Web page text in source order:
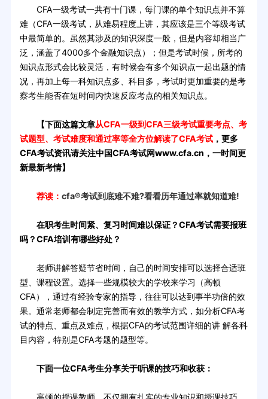
CFA一级考试一共有十门课，每门课的单个知识点并不算
难（CFA一级考试，从难易程度上讲，其应该是三个等级考试
中最简单的。虽然其涉及的知识深度一般，但是内容却相当广
泛，涵盖了4000多个金融知识点）；但是考试时候，所考的
知识点形式会比较灵活，有时候会有多个知识点一起出题的情
况，再加上每一科知识点多、科目多，考试时更加重要的是考
察考生能否在短时间内快速反应考点的相关知识点。
【下面这篇文章从CFA一级到CFA三级考试重要考点、考
试题型、考试难度和通过率等全方位解读了CFA考试，更多
CFA考试资讯请关注中国CFA考试网www.cfa.cn，一时间更
新最新考情】
荐读： cfa®考试到底难不难?看看历年通过率就知道难!
在职考生时间紧、复习时间难以保证？CFA考试需要报班
吗？CFA培训有哪些好处？
老师讲解答疑节省时间，自己的时间安排可以选择合适班
型、课程设置。选择一些规模较大的学校来学习（高顿
CFA），通过有经验专家的指导，往往可以达到事半功倍的效
果。通常老师都会制定完善而有效的教学方式，如分析CFA考
试的特点、重点及难点，根据CFA的考试范围详细的讲 解各科
目内容，特别是CFA考题的题型等。
下面一位CFA考生分享关于听课的技巧和收获：